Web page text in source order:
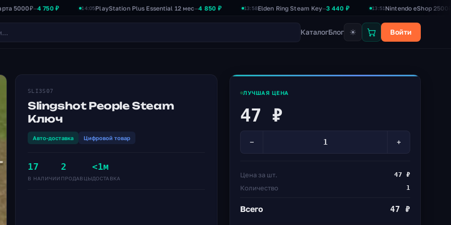
—4 750 ₽ 14:05 PlayStation Plus Essential 12 мес—4 850 ₽ 13:58 Elden Ring Steam Key—3 440 ₽ 13:51 Nintendo eShop 2500₽—2 390 ₽
КаталогБлог ☀ Войти
SLI3S07
Slingshot People Steam
Ключ
Авто-доставка Цифровой товар
17
В НАЛИЧИИ
2
ПРОДАВЦЫ
<1м
ДОСТАВКА
ЛУЧШАЯ ЦЕНА
47 ₽
− +
Цена за шт. 47 ₽
Количество 1
Всего 47 ₽